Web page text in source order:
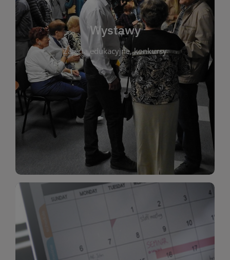
Wystawy
Zajęcia edukacyjne, konkursy
Wystawy
Biblioteka organizuje prezentujące zarówno
sztukę lokalnych twórców, jak i zbiory tematyczne.
W tej sekcji znajdziesz informacje o aktualnych
ekspozycjach oraz archiwum wystaw z
poprzednich lat. Prezentowane prace obejmują
malarstwo, fotografię, rękodzieło i inne formy
artystyczne. Każda wystawa to wyjątkowa okazja
do kontaktu z kulturą i sztuką w przestrzeni
Kalendarz Imprez
Zakładka ta gromadzi wszystkie planowane